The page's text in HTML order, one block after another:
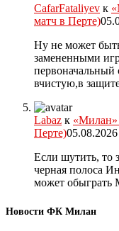
CafarFataliyev к
матч в Перте)
Ну не может
замененными
первоначальный
вчистую,в
Labaz к «Милан»
Перте)05.08.2026
Если шутить, то
черная полоса
может
Новости ФК Милан